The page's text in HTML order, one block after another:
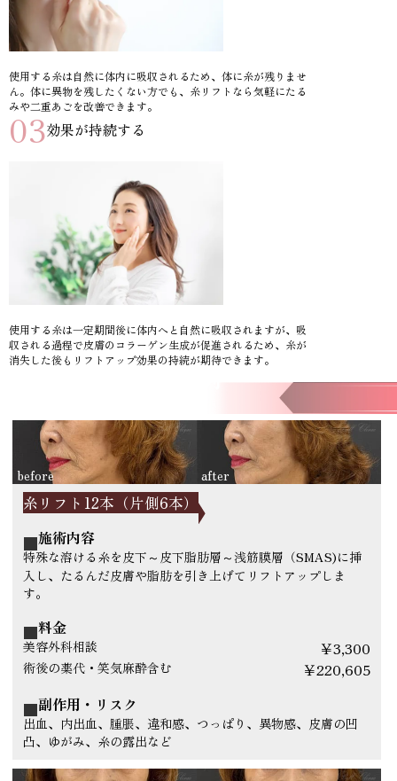
使用する糸は自然に体内に吸収されるため、体に糸が残りませ
ん。体に異物を残したくない方でも、糸リフトなら気軽にたる
みや二重あごを改善できます。
03効果が持続する
使用する糸は一定期間後に体内へと自然に吸収されますが、吸
収される過程で皮膚のコラーゲン生成が促進されるため、糸が
消失した後もリフトアップ効果の持続が期待できます。
糸リフト12本（片側6本）
施術内容
特殊な溶ける糸を皮下～皮下脂肪層～浅筋膜層（SMAS)に挿
入し、たるんだ皮膚や脂肪を引き上げてリフトアップしま
す。
料金
美容外科相談 ￥3,300
術後の薬代・笑気麻酔含む
￥220,605
副作用・リスク
出血、内出血、腫脹、違和感、つっぱり、異物感、皮膚の凹
凸、ゆがみ、糸の露出など